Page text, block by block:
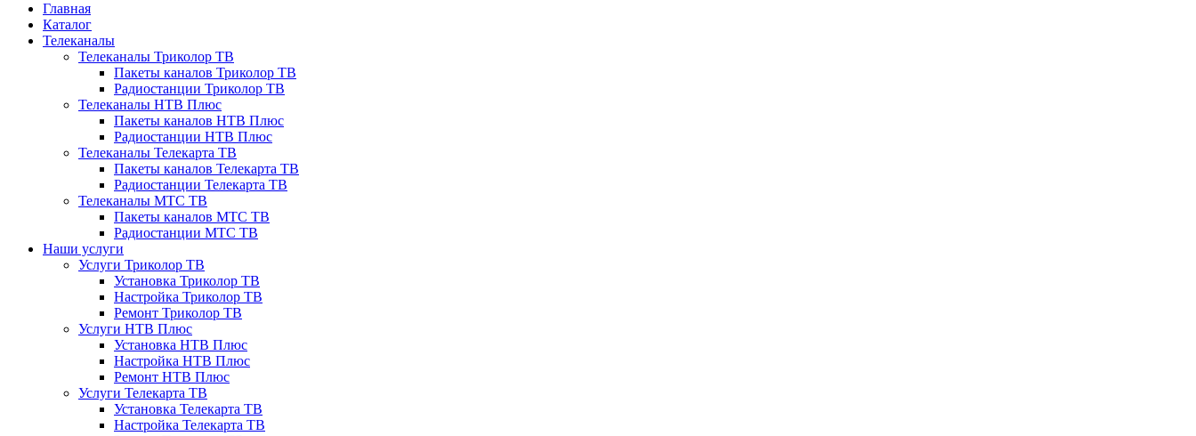
Главная
Каталог
Телеканалы
Телеканалы Триколор ТВ
Пакеты каналов Триколор ТВ
Радиостанции Триколор ТВ
Телеканалы НТВ Плюс
Пакеты каналов НТВ Плюс
Радиостанции НТВ Плюс
Телеканалы Телекарта ТВ
Пакеты каналов Телекарта ТВ
Радиостанции Телекарта ТВ
Телеканалы МТС ТВ
Пакеты каналов МТС ТВ
Радиостанции МТС ТВ
Наши услуги
Услуги Триколор ТВ
Установка Триколор ТВ
Настройка Триколор ТВ
Ремонт Триколор ТВ
Услуги НТВ Плюс
Установка НТВ Плюс
Настройка НТВ Плюс
Ремонт НТВ Плюс
Услуги Телекарта ТВ
Установка Телекарта ТВ
Настройка Телекарта ТВ